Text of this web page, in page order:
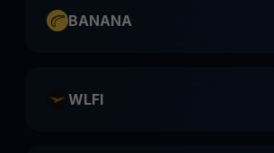
BANANA
WLFI